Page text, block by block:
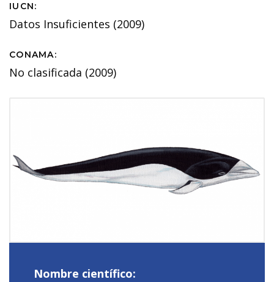
IUCN:
Datos Insuficientes (2009)
CONAMA:
No clasificada (2009)
Nombre científico: